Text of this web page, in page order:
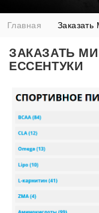
Главная Заказать
ЗАКАЗАТЬ
ЕССЕНТУКИ